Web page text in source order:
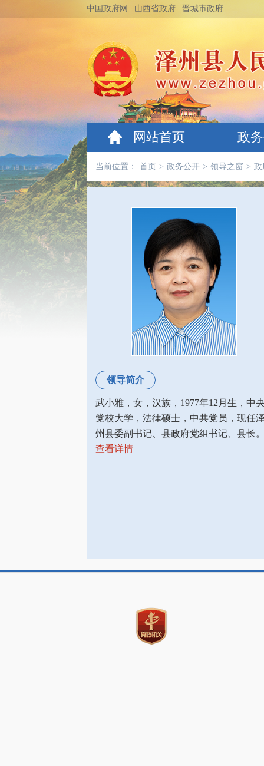
中国政府网 山西省政府 晋城市政府
网站首页 政
当前位置： 首页 > 政务公开 > 领导之窗 > 政
领导简介
武小雅，女，汉族，1977年12月生，中
党校大学，法律硕士，中共党员，现任
州县委副书记、县政府党组书记、县长
查看详情